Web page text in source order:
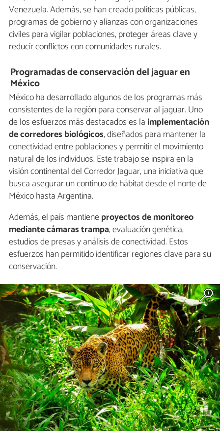
Venezuela. Además, se han creado políticas públicas,
programas de gobierno y alianzas con organizaciones
civiles para vigilar poblaciones, proteger áreas clave y
reducir conflictos con comunidades rurales.
Programadas de conservación del jaguar en
México
México ha desarrollado algunos de los programas más
consistentes de la región para conservar al jaguar. Uno
de los esfuerzos más destacados es la implementación
de corredores biológicos, diseñados para mantener la
conectividad entre poblaciones y permitir el movimiento
natural de los individuos. Este trabajo se inspira en la
visión continental del Corredor Jaguar, una iniciativa que
busca asegurar un continuo de hábitat desde el norte de
México hasta Argentina.
Además, el país mantieneproyectos de monitoreo
mediante cámaras trampa, evaluación genética,
estudios de presas y análisis de conectividad. Estos
esfuerzos han permitido identificar regiones clave para su
conservación.